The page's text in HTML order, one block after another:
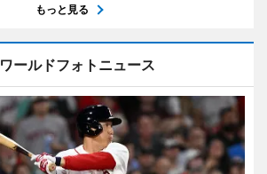
もっと見る
ワールドフォトニュース